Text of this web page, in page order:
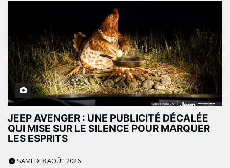
JEEP AVENGER : UNE PUBLICITÉ DÉCALÉE
QUI MISE SUR LE SILENCE POUR MARQUER
LES ESPRITS
SAMEDI 8 AOÛT 2026